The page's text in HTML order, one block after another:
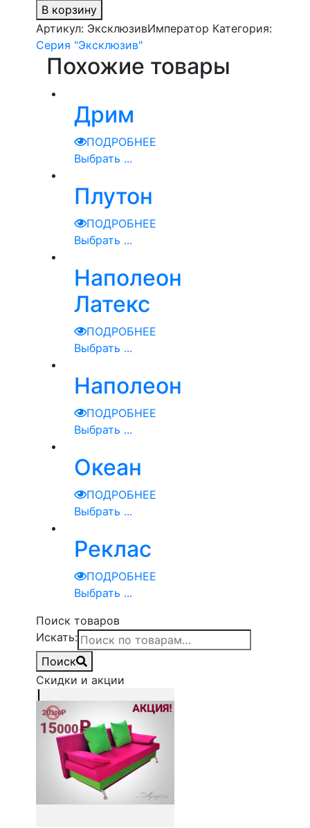
В корзину
Артикул: ЭксклюзивИмператор Категория:
Серия "Эксклюзив"
Похожие товары
Дрим
ПОДРОБНЕЕ
Выбрать ...
Плутон
ПОДРОБНЕЕ
Выбрать ...
Наполеон
Латекс
ПОДРОБНЕЕ
Выбрать ...
Наполеон
ПОДРОБНЕЕ
Выбрать ...
Океан
ПОДРОБНЕЕ
Выбрать ...
Реклас
ПОДРОБНЕЕ
Выбрать ...
Поиск товаров
Искать:
Поиск
Скидки и акции